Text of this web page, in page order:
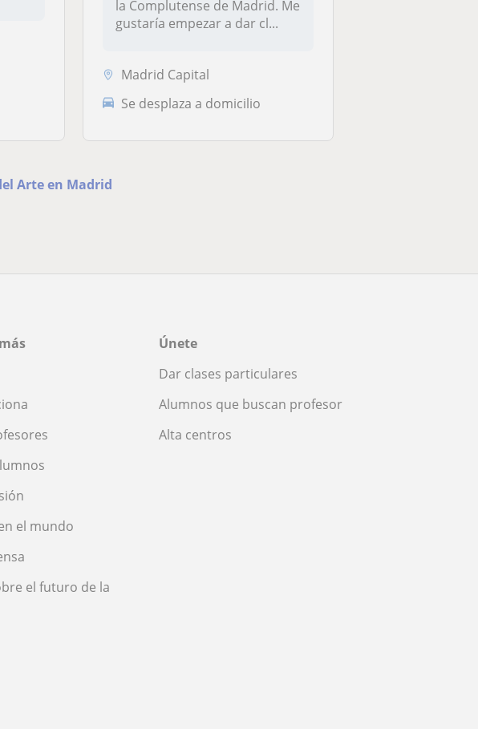
la Complutense de Madrid. Me
gustaría empezar a dar cl...
Madrid Capital
Se desplaza a domicilio
Arte en Madrid
el mundo
el futuro de la
Únete
Dar clases particulares
Alumnos que buscan profesor
Alta centros